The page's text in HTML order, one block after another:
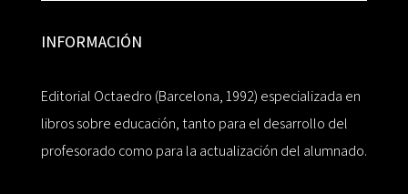
INFORMACIÓN
Editorial Octaedro (Barcelona, 1992) especializada en
libros sobre educación, tanto para el desarrollo del
profesorado como para la actualización del alumnado.